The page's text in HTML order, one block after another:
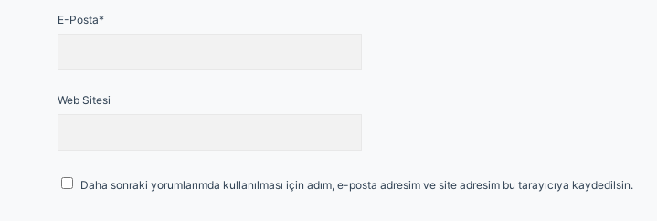
E-Posta*
Web Sitesi
Daha sonraki yorumlarımda kullanılması için adım, e-posta adresim ve site adresim bu tarayıcıya kaydedilsin.